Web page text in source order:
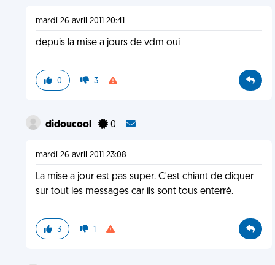
mardi 26 avril 2011 20:41
depuis la mise a jours de vdm oui
0 3
didoucool 0
mardi 26 avril 2011 23:08
La mise a jour est pas super. C'est chiant de cliquer
sur tout les messages car ils sont tous enterré.
3 1